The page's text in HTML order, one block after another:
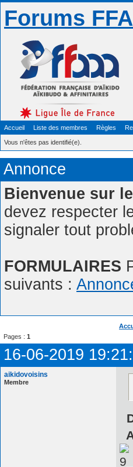
Forums
Accueil Liste des membres Règles
Vous n'êtes pas identifié(e).
Annonce
Bienvenue sur
devez respecter
signaler tout
FORMULAIRES
suivants :
Pages : 1
16-06-2019
aikidovoisins
Membre